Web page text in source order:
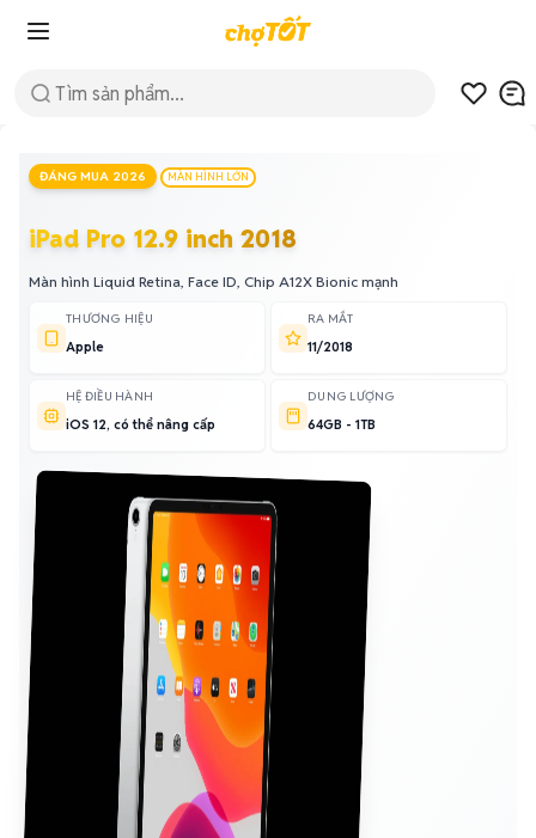
ĐÁNG MUA 2026 MÀN HÌNH LỚN
iPad Pro 12.9 inch 2018
Màn hình Liquid Retina, Face ID, Chip A12X Bionic mạnh
THƯƠNG HIỆU
Apple
RA MẮT
11/2018
HỆ ĐIỀU HÀNH
iOS 12, có thể nâng cấp
DUNG LƯỢNG
64GB - 1TB